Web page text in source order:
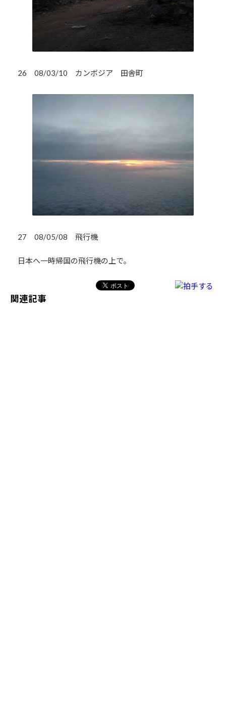
26 08/03/10 カンボジア 田舎町
27 08/05/08 飛行機
日本へ一時帰国の飛行機の上で。
関連記事